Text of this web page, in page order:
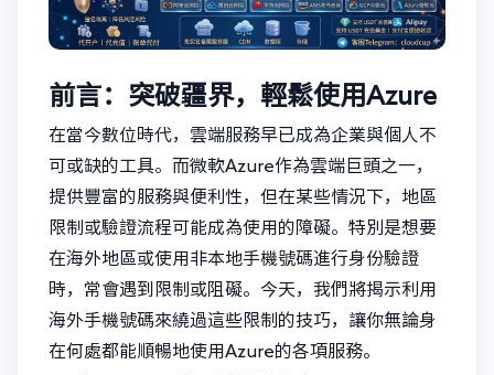
前言：突破疆界，輕鬆使用Azure
在當今數位時代，雲端服務早已成為企業與個人不
可或缺的工具。而微軟Azure作為雲端巨頭之一，
提供豐富的服務與便利性，但在某些情況下，地區
限制或驗證流程可能成為使用的障礙。特別是想要
在海外地區或使用非本地手機號碼進行身份驗證
時，常會遇到限制或阻礙。今天，我們將揭示利用
海外手機號碼來繞過這些限制的技巧，讓你無論身
在何處都能順暢地使用Azure的各項服務。